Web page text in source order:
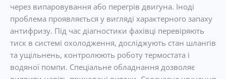
через випаровування або перегрів двигуна. Іноді
проблема проявляється у вигляді характерного запаху
антифризу. Під час діагностики фахівці перевіряють
тиск в системі охолодження, досліджують стан шлангів
та ущільнень, контролюють роботу термостата і
водяної помпи. Спеціальне обладнання дозволяє